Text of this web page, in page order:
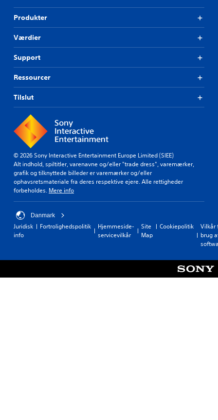
Produkter
Værdier
Support
Ressourcer
Tilslut
© 2026 Sony Interactive Entertainment Europe Limited (SIEE)
Alt indhold, spiltitler, varenavne og/eller "trade dress", varemærker,
grafik og tilknyttede billeder er varemærker og/eller
ophavsretsmateriale fra deres respektive ejere. Alle rettigheder
forbeholdes. Mere info
Danmark
Juridisk
info
Fortrolighedspolitik
Hjemmeside-
servicevilkår
Site
Map
Cookiepolitik
Vilkår
brug